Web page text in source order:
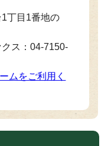
丁目1番地の
ス：04-7150-
ムをご利用く